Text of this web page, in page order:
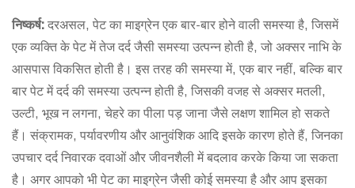
निष्कर्ष: दरअसल, पेट का माइग्रेन एक बार-बार होने वाली समस्या है, जिसमें
एक व्यक्ति के पेट में तेज दर्द जैसी समस्या उत्पन्न होती है, जो अक्सर नाभि के
आसपास विकसित होती है। इस तरह की समस्या में, एक बार नहीं, बल्कि बार
बार पेट में दर्द की समस्या उत्पन्न होती है, जिसकी वजह से अक्सर मतली,
उल्टी, भूख न लगना, चेहरे का पीला पड़ जाना जैसे लक्षण शामिल हो सकते
हैं। संक्रामक, पर्यावरणीय और आनुवंशिक आदि इसके कारण होते हैं, जिनका
उपचार दर्द निवारक दवाओं और जीवनशैली में बदलाव करके किया जा सकता
है। अगर आपको भी पेट का माइग्रेन जैसी कोई समस्या है और आप इसका